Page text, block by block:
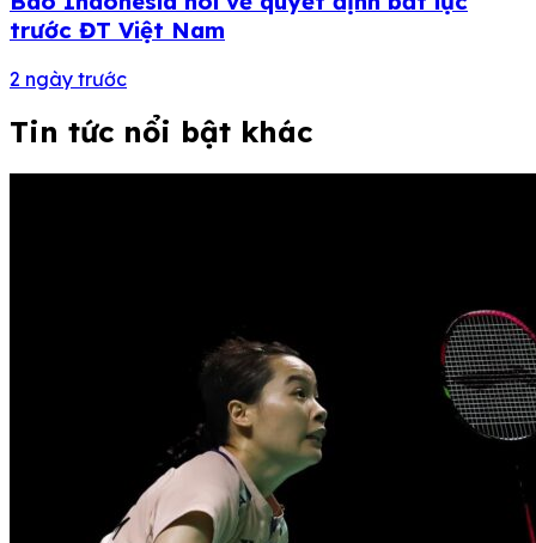
trước ĐT Việt Nam
2 ngày trước
Tin tức nổi bật khác